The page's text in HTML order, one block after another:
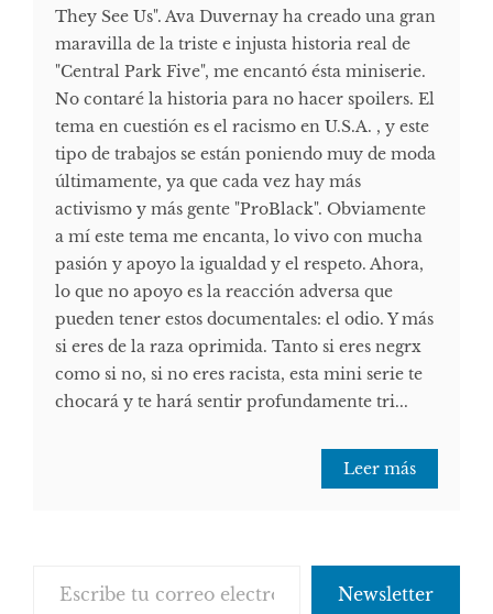
They See Us". Ava Duvernay ha creado una gran
maravilla de la triste e injusta historia real de
"Central Park Five", me encantó ésta miniserie.
No contaré la historia para no hacer spoilers. El
tema en cuestión es el racismo en U.S.A. , y este
tipo de trabajos se están poniendo muy de moda
últimamente, ya que cada vez hay más
activismo y más gente "ProBlack". Obviamente
a mí este tema me encanta, lo vivo con mucha
pasión y apoyo la igualdad y el respeto. Ahora,
lo que no apoyo es la reacción adversa que
pueden tener estos documentales: el odio. Y más
si eres de la raza oprimida. Tanto si eres negrx
como si no, si no eres racista, esta mini serie te
chocará y te hará sentir profundamente tri...
Leer más
Newsletter